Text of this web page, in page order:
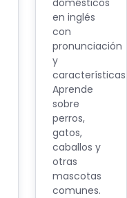
domésticos
en inglés
con
pronunciación
y
características.
Aprende
sobre
perros,
gatos,
caballos y
otras
mascotas
comunes.